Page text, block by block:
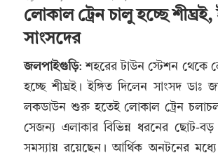
লোকাল ট্রেন চালু হচ্ছে শীঘ্রই,
সাংসদের
জলপাইগুড়ি: শহরের টাউন স্টেশন থেকে
হচ্ছে শীঘ্রই। ইঙ্গিত দিলেন সাংসদ ডাঃ
লকডাউন শুরু হতেই লোকাল ট্রেন চলাচল
সেজন্য এলাকার বিভিন্ন ধরনের ছোট-বড়
সমস্যায় রয়েছেন। আর্থিক অনটনের মধ্যে